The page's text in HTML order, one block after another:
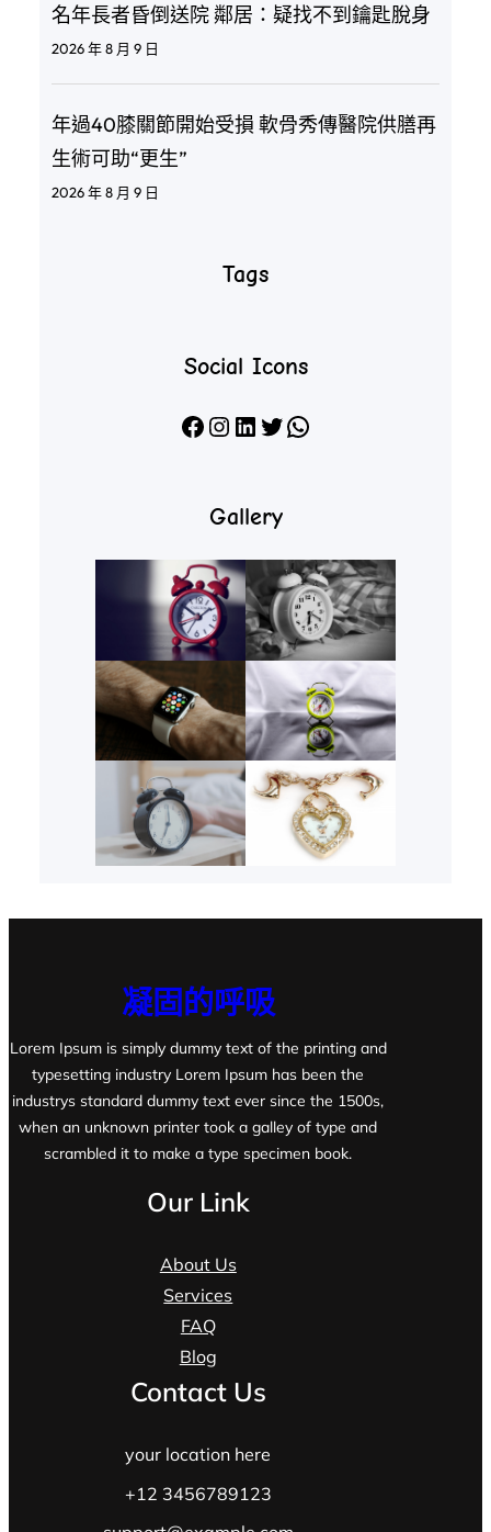
名年長者昏倒送院 鄰居：疑找不到鑰匙脫身
2026 年 8 月 9 日
年過40膝關節開始受損 軟骨秀傳醫院供膳再
生術可助“更生”
2026 年 8 月 9 日
Tags
Social Icons
Facebook Instagram LinkedIn X WhatsApp
Gallery
凝固的呼吸
Lorem Ipsum is simply dummy text of the printing and
typesetting industry Lorem Ipsum has been the
industrys standard dummy text ever since the 1500s,
when an unknown printer took a galley of type and
scrambled it to make a type specimen book.
Our Link
About Us
Services
FAQ
Blog
Contact Us
your location here
+12 3456789123